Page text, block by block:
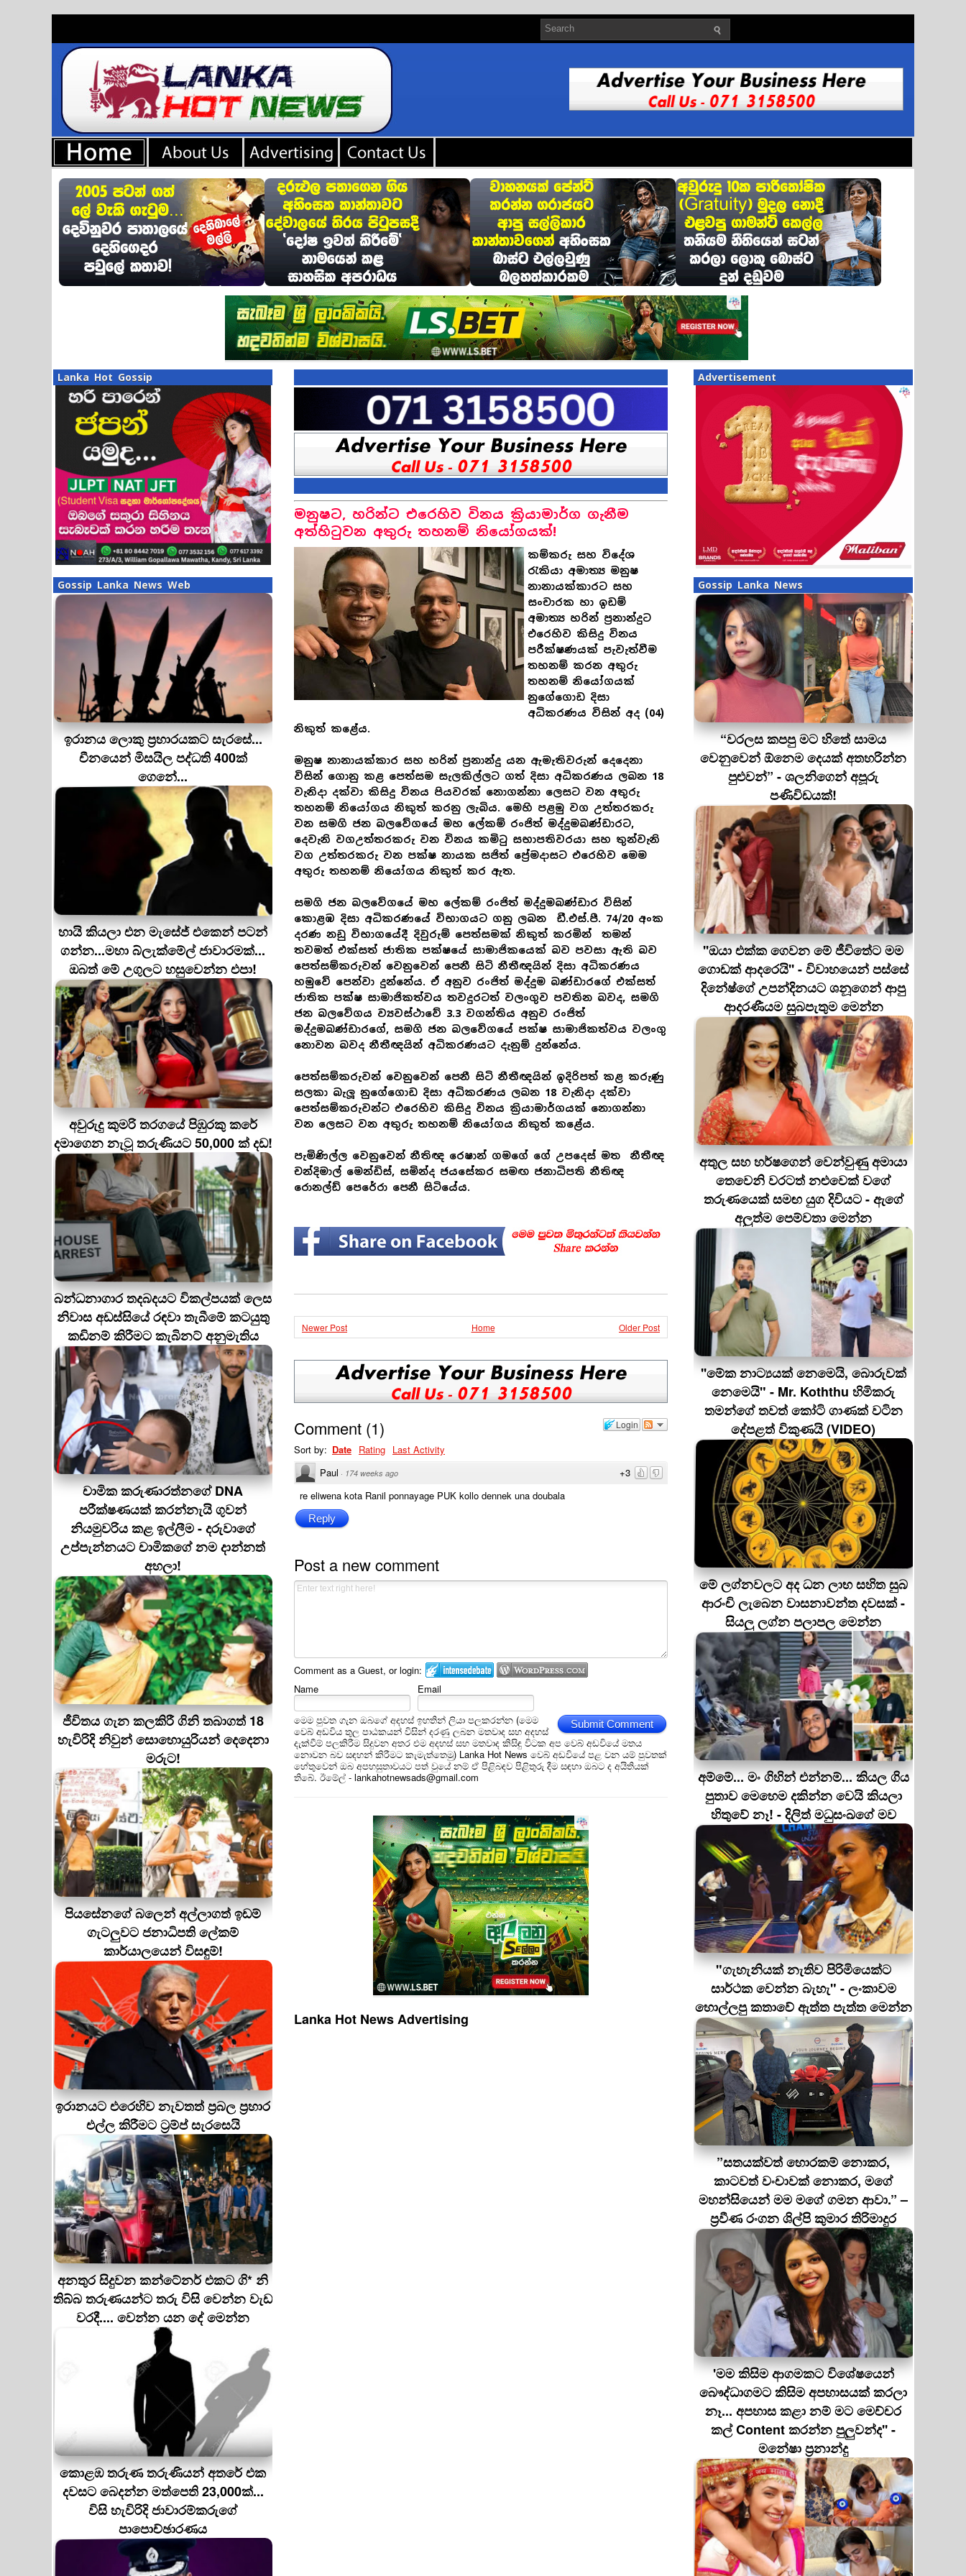
Lanka Hot Gossip
Gossip Lanka News Web
ඉරානය ලොකු ප‍්‍රහාරයකට සැරසේ...
චීනයෙන් මිසයිල පද්ධති 400ක්
ගෙනේ...
හායි කියලා එන මැසේජ් එකෙන් පටන්
ගන්න...මහා බ්ලැක්මේල් ජාවාරමක්...
ඔබත් මේ උගුලට හසුවෙන්න එපා!
අවුරුදු කුමරි තරගයේ පිඹුරකු කරේ
දමාගෙන නැටූ තරුණියට 50,000 ක් දඩ!
බන්ධනාගාර තදබදයට විකල්පයක් ලෙස
නිවාස අඩස්සියේ රඳවා තැබීමේ කටයුතු
කඩිනම් කිරීමට කැබිනට් අනුමැතිය
චාමික කරුණාරත්නගේ DNA
පරීක්ෂණයක් කරන්නැයි ගුවන්
නියමුවරිය කළ ඉල්ලීම - දරුවාගේ
උප්පැන්නයට චාමිකගේ නම දාන්නත්
අහලා!
ජීවිතය ගැන කලකිරී ගිනි තබාගත් 18
හැවිරිදි නිවුන් සොහොයුරියන් දෙදෙනා
මරුට!
පියසේනගේ බලෙන් අල්ලාගත් ඉඩම්
ගැටලුවට ජනාධිපති ලේකම්
කාර්යාලයෙන් විසඳුම්!
ඉරානයට එරෙහිව නැවතත් ප්‍රබල ප්‍රහාර
එල්ල කිරීමට ට්‍රම්ප් සැරසෙයි
අනතුර සිදුවන කන්ටේනර් එකට ගි* නි
තිබ්බ තරුණයන්ට තරු විසි වෙන්න වැඩ
වරදී.... වෙන්න යන දේ මෙන්න
කොළඹ තරුණ තරුණියන් අතරේ එක
දවසට බෙදන්න මත්පෙති 23,000ක්...
විසි හැවිරිදි ජාවාරම්කරුගේ
පාපොච්ඡාරණය
මනුෂට, හරින්ට එරෙහිව විනය ක්‍රියාමාර්ග ගැනීම
අත්හිටුවන අතුරු තහනම් නියෝගයක්!
කම්කරු සහ විදේශ
රැකියා අමාත්‍ය මනුෂ
නානායක්කාරට සහ
සංචාරක හා ඉඩම්
අමාත්‍ය හරින් ප්‍රනාන්දුට
එරෙහිව කිසිදු විනය
පරීක්ෂණයක් පැවැත්වීම
තහනම් කරන අතුරු
තහනම් නියෝගයක්
නුගේගොඩ දිසා
අධිකරණය විසින් අද (04)
නිකුත් කළේය.
මනුෂ නානායක්කාර සහ හරින් ප්‍රනාන්දු යන ඇමැතිවරුන් දෙදෙනා
විසින් ගොනු කළ පෙත්සම සැලකිල්ලට ගත් දිසා අධිකරණය ලබන 18
වැනිදා දක්වා කිසිදු විනය පියවරක් නොගන්නා ලෙසට වන අතුරු
තහනම් නියෝගය නිකුත් කරනු ලැබිය. මෙහි පළමු වග උත්තරකරු
වන සමගි ජන බලවේගයේ මහ ලේකම් රංජිත් මද්දුමබණ්ඩාරට,
දෙවැනි වගඋත්තරකරු වන විනය කමිටු සභාපතිවරයා සහ තුන්වැනි
වග උත්තරකරු වන පක්ෂ නායක සජිත් ප්‍රේමදාසට එරෙහිව මෙම
අතුරු තහනම් නියෝගය නිකුත් කර ඇත.
සමගි ජන බලවේගයේ මහ ලේකම් රංජිත් මද්දුමබණ්ඩාර විසින්
කොළඹ දිසා අධිකරණයේ විභාගයට ගනු ලබන ඩී.එස්.පී. 74/20 අංක
දරණ නඩු විභාගයේදී දිවුරුම් පෙත්සමක් නිකුත් කරමින් තමන්
තවමත් එක්සත් ජාතික පක්ෂයේ සාමාජිකයෙක් බව පවසා ඇති බව
පෙත්සම්කරුවන් වෙනුවෙන් පෙනී සිටි නීතීඥයින් දිසා අධිකරණය
හමුවේ පෙන්වා දුන්නේය. ඒ අනුව රංජිත් මද්දුම බණ්ඩාරගේ එක්සත්
ජාතික පක්ෂ සාමාජිකත්වය තවදුරටත් වලංගුව පවතින බවද, සමගි
ජන බලවේගය ව්‍යවස්ථාවේ 3.3 වගන්තිය අනුව රංජිත්
මද්දුමබණ්ඩාරගේ, සමගි ජන බලවේගයේ පක්ෂ සාමාජිකත්වය වලංගු
නොවන බවද නීතීඥයින් අධිකරණයට දැනුම් දුන්නේය.
පෙත්සම්කරුවන් වෙනුවෙන් පෙනී සිටි නීතීඥයින් ඉදිරිපත් කළ කරුණු
සලකා බැලූ නුගේගොඩ දිසා අධිකරණය ලබන 18 වැනිදා දක්වා
පෙත්සම්කරුවන්ට එරෙහිව කිසිදු විනය ක්‍රියාමාර්ගයක් නොගන්නා
වන ලෙසට වන අතුරු තහනම් නියෝගය නිකුත් කළේය.
පැමිණිල්ල වෙනුවෙන් නීතිඥ රෙෂාන් ගමගේ ගේ උපදෙස් මත නීතීඥ
චන්දිමාල් මෙන්ඩිස්, සමින්ද ජයසේකර සමඟ ජනාධිපති නීතිඥ
රොනල්ඩ් පෙරේරා පෙනී සිටියේය.
Newer Post Older Post
Home
Login
Comment (1)
Sort by: Date Rating Last Activity
+3
Paul · 174 weeks ago
re eliwena kota Ranil ponnayage PUK kollo dennek una doubala
Reply
Post a new comment
Comment as a Guest, or login:
Name
Email
Submit Comment
මෙම පුවත ගැන ඔබගේ අදහස් ඉහතින් ලියා පලකරන්න (මෙම
වෙබ් අඩවිය තුල පාඨකයන් විසින් දරණු ලබන මතවාද සහ අදහස්
දැක්වීම් පලකිරීම සිදුවන අතර එම අදහස් සහ මතවාද කිසිඳු විටක අප වෙබ් අඩවියේ මතය
නොවන බව සඳහන් කිරීමට කැමැත්තෙමු) Lanka Hot News වෙබ් අඩවියේ පළ වන යම් පුවතක්
හේතුවෙන් ඔබ අපහසුතාවයට පත් වුයේ නම් ඒ පිළිබඳව පිළිතුරු දීම සඳහා ඔබට ද අයිතියක්
තිබේ. ඊමේල් - lankahotnewsads@gmail.com
Lanka Hot News Advertising
Advertisement
Gossip Lanka News
“වරලස කපපු මට හිතේ සාමය
වෙනුවෙන් ඕනෙම දෙයක් අතහරින්න
පුළුවන්” - ශලනිගෙන් අපූරු
පණිවිඩයක්!
''ඔයා එක්ක ගෙවන මේ ජීවිතේට මම
ගොඩක් ආදරෙයි'' - විවාහයෙන් පස්සේ
දිනේෂ්ගේ උපන්දිනයට ශනූගෙන් ආපු
ආදරණීයම සුබපැතුම මෙන්න
අතුල සහ හර්ෂගෙන් වෙන්වුණු අමායා
තෙවෙනි වරටත් නළුවෙක් වගේ
තරුණයෙක් සමඟ යුග දිවියට - ඇගේ
අලුත්ම පෙම්වතා මෙන්න
''මේක නාට්‍යයක් නෙමෙයි, බොරුවක්
නෙමෙයි" - Mr. Koththu හිමිකරු
තමන්ගේ තවත් කෝටි ගාණක් වටින
දේපළත් විකුණයි (VIDEO)
මේ ලග්නවලට අද ධන ලාභ සහිත සුබ
ආරංචි ලැබෙන වාසනාවන්ත දවසක් -
සියලු ලග්න පලාපල මෙන්න
අම්මේ... මං ගිහින් එන්නම්... කියල ගිය
පුතාව මෙහෙම දකින්න වෙයි කියලා
හිතුවේ නෑ! - දිලිත් මධුසංඛගේ මව
"ගැහැනියක් නැතිව පිරිමියෙක්ට
සාර්ථක වෙන්න බැහැ" - ලංකාවම
හොල්ලපු කතාවේ ඇත්ත පැත්ත මෙන්න
”සතයක්වත් හොරකම් නොකර,
කාටවත් වංචාවක් නොකර, මගේ
මහන්සියෙන් මම මගේ ගමන ආවා.” –
ප්‍රවීණ රංගන ශිල්පි කුමාර තිරිමාදුර
'මම කිසිම ආගමකට විශේෂයෙන්
බෞද්ධාගමට කිසිම අපහාසයක් කරලා
නෑ... අපහාස කළා නම් මට මෙච්චර
කල් Content කරන්න පුලුවන්ද'' -
මනේෂා ප්‍රනාන්දු